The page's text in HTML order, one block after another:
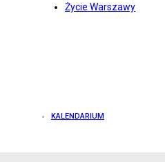
Życie Warszawy
KALENDARIUM